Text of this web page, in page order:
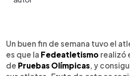
Escuchar artículo
Un buen fin de semana tuvo el
es que la Fedeatletismo realizó
de Pruebas Olímpicas, y